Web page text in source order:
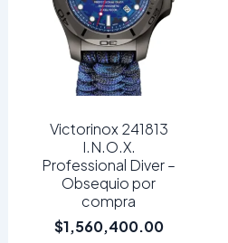
Victorinox 241813
I.N.O.X.
Professional Diver –
Obsequio por
compra
$1,560,400.00